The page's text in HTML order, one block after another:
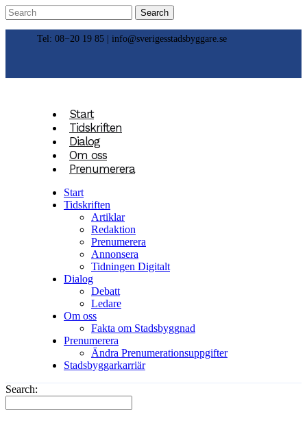
Tel: 08−20 19 85 | info@sverigesstadsbyggare.se
Start
Tidskriften
Dialog
Om oss
Prenumerera
Start
Tidskriften
Artiklar
Redaktion
Prenumerera
Annonsera
Tidningen Digitalt
Dialog
Debatt
Ledare
Om oss
Fakta om Stadsbyggnad
Prenumerera
Ändra Prenumerationsuppgifter
Stadsbyggarkarriär
Search: